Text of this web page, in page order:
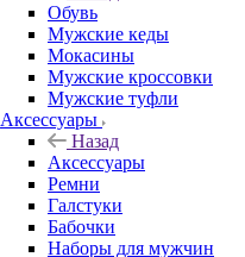
Обувь
Мужские кеды
Мокасины
Мужские кроссовки
Мужские туфли
Аксессуары
Назад
Аксессуары
Ремни
Галстуки
Бабочки
Наборы для мужчин